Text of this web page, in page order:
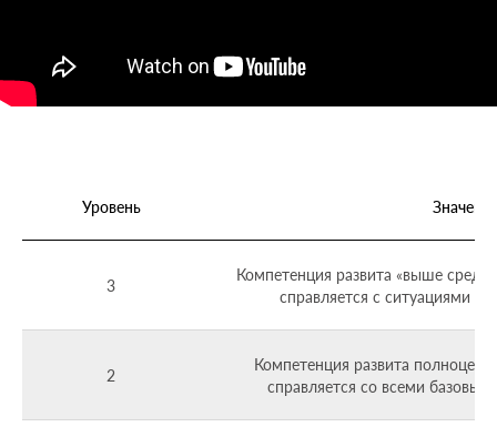
Уровень
3
Компетенция развита «выше
справляется с ситуациями
2
Компетенция развита
справляется со всеми